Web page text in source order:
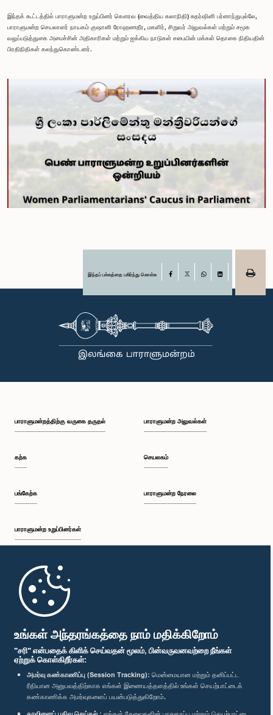
உங்கள் அந்தரங்கத்தை நாம் மதிக்கிறோம்
"சரி" என்பதைக் கிளிக் செய்வதன் மூலம், பின்வருவனவற்றை நீங்கள்
ஏற்றுக் கொள்கிறீர்கள்:
அமர்வு கண்காணிப்பு (Session Tracking): மென்மையான மற்றும் தனிப்பட்ட
ரீதியான அனுபவத்திற்காக எங்கள் இணையத்தளத்தில் உங்கள் செயற்பாட்டைக்
கண்காணிக்க அமர்வுகளைப் பயன்படுத்துகிறோம்.
இந்தக் கூட்டத்தில் பாராளுமன்ற உறுப்பினர் கௌரவ (வைத்திய கலாநிதி) சுதர்ஷினி பர்னாந்துபுல்லே,
பாராளுமன்ற செயலாளர் நாயகம் குஷானி ரோஹணதீர, மகளிர், சிறுவர் அலுவல்கள் மற்றும் சமூக
வலுப்படுத்துகை அமைச்சின் அதிகாரிகள் மற்றும் ஐக்கிய நாடுகள் சபையின் மக்கள் தொகை நிதியதின்
பிரதிநிதிகள் கலந்துகொண்டனர்.
இந்தப் பக்கத்தை பகிர்ந்து கொள்க Facebook
பாராளுமன்றத்திற்கு வருகை தருதல்
கற்க
பங்கேற்க
பாராளுமன்ற உறுப்பினர்கள்
முதற்பக்கம்
பாராளுமன்ற அலுவல்கள்
செயலகம்
பாராளுமன்ற நேரலை
பாராளுமன்ற கையடக்க செயலி
எம்மை பின்தொடர்க :